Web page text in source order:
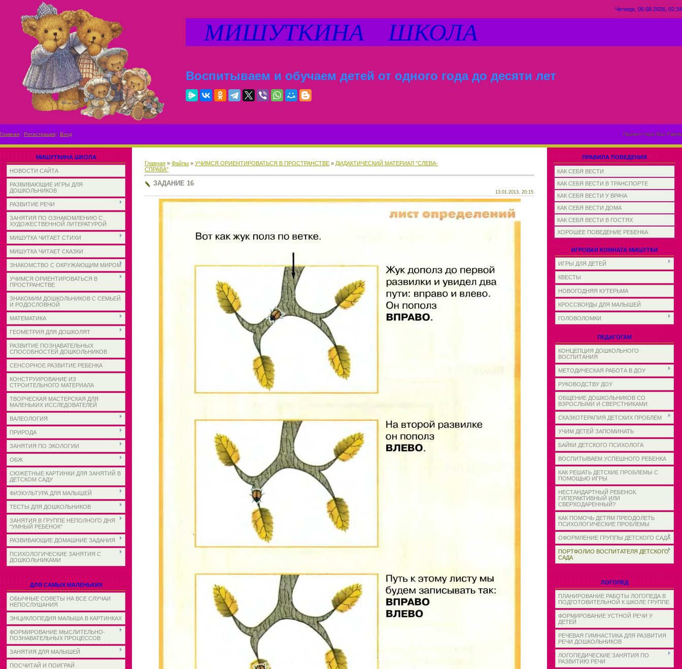
Четверг, 06.08.2026, 02:34
МИШУТКИНА ШКОЛА
Воспитываем и обучаем детей от одного года до десяти лет
Главная | Регистрация | Вход Приветствую Вас Гость
МИШУТКИНА ШКОЛА
НОВОСТИ САЙТА
РАЗВИВАЮЩИЕ ИГРЫ ДЛЯ
ДОШКОЛЬНИКОВ
РАЗВИТИЕ РЕЧИ
ЗАНЯТИЯ ПО ОЗНАКОМЛЕНИЮ С
ХУДОЖЕСТВЕННОЙ ЛИТЕРАТУРОЙ
МИШУТКА ЧИТАЕТ СТИХИ
МИШУТКА ЧИТАЕТ СКАЗКИ
ЗНАКОМСТВО С ОКРУЖАЮЩИМ МИРОМ
УЧИМСЯ ОРИЕНТИРОВАТЬСЯ В
ПРОСТРАНСТВЕ
ЗНАКОМИМ ДОШКОЛЬНИКОВ С СЕМЬЕЙ
И РОДОСЛОВНОЙ
МАТЕМАТИКА
ГЕОМЕТРИЯ ДЛЯ ДОШКОЛЯТ
РАЗВИТИЕ ПОЗНАВАТЕЛЬНЫХ
СПОСОБНОСТЕЙ ДОШКОЛЬНИКОВ
СЕНСОРНОЕ РАЗВИТИЕ РЕБЕНКА
КОНСТРУИРОВАНИЕ ИЗ
СТРОИТЕЛЬНОГО МАТЕРИАЛА
ТВОРЧЕСКАЯ МАСТЕРСКАЯ ДЛЯ
МАЛЕНЬКИХ ИССЛЕДОВАТЕЛЕЙ
ВАЛЕОЛОГИЯ
ПРИРОДА
ЗАНЯТИЯ ПО ЭКОЛОГИИ
ОБЖ
СЮЖЕТНЫЕ КАРТИНКИ ДЛЯ ЗАНЯТИЙ В
ДЕТСКОМ САДУ
ФИЗКУЛЬТУРА ДЛЯ МАЛЫШЕЙ
ТЕСТЫ ДЛЯ ДОШКОЛЬНИКОВ
ЗАНЯТИЯ В ГРУППЕ НЕПОЛНОГО ДНЯ
"УМНЫЙ РЕБЕНОК"
РАЗВИВАЮЩИЕ ДОМАШНИЕ ЗАДАНИЯ
ПСИХОЛОГИЧЕСКИЕ ЗАНЯТИЯ С
ДОШКОЛЬНИКАМИ
ДЛЯ САМЫХ МАЛЕНЬКИХ
ОБЫЧНЫЕ СОВЕТЫ НА ВСЕ СЛУЧАИ
НЕПОСЛУШАНИЯ
ЭНЦИКЛОПЕДИЯ МАЛЫША В КАРТИНКАХ
ФОРМИРОВАНИЕ МЫСЛИТЕЛЬНО-
ПОЗНАВАТЕЛЬНЫХ ПРОЦЕССОВ
ЗАНЯТИЯ ДЛЯ МАЛЫШЕЙ
ПОСЧИТАЙ И ПОИГРАЙ
Главная » Файлы » УЧИМСЯ ОРИЕНТИРОВАТЬСЯ В ПРОСТРАНСТВЕ » ДИДАКТИЧЕСКИЙ МАТЕРИАЛ "СЛЕВА-
СПРАВА"
ЗАДАНИЕ 16
13.01.2013, 20:15
ПРАВИЛА ПОВЕДЕНИЯ
КАК СЕБЯ ВЕСТИ
КАК СЕБЯ ВЕСТИ В ТРАНСПОРТЕ
КАК СЕБЯ ВЕСТИ У ВРАЧА
КАК СЕБЯ ВЕСТИ ДОМА
КАК СЕБЯ ВЕСТИ В ГОСТЯХ
ХОРОШЕЕ ПОВЕДЕНИЕ РЕБЕНКА
ИГРОВАЯ КОМНАТА МИШУТКИ
ИГРЫ ДЛЯ ДЕТЕЙ
КВЕСТЫ
НОВОГОДНЯЯ КУТЕРЬМА
КРОССВОРДЫ ДЛЯ МАЛЫШЕЙ
ГОЛОВОЛОМКИ
ПЕДАГОГАМ
КОНЦЕПЦИЯ ДОШКОЛЬНОГО
ВОСПИТАНИЯ
МЕТОДИЧЕСКАЯ РАБОТА В ДОУ
РУКОВОДСТВУ ДОУ
ОБЩЕНИЕ ДОШКОЛЬНИКОВ СО
ВЗРОСЛЫМИ И СВЕРСТНИКАМИ
СКАЗКОТЕРАПИЯ ДЕТСКИХ ПРОБЛЕМ
УЧИМ ДЕТЕЙ ЗАПОМИНАТЬ
БАЙКИ ДЕТСКОГО ПСИХОЛОГА
ВОСПИТЫВАЕМ УСПЕШНОГО РЕБЕНКА
КАК РЕШАТЬ ДЕТСКИЕ ПРОБЛЕМЫ С
ПОМОЩЬЮ ИГРЫ
НЕСТАНДАРТНЫЙ РЕБЕНОК.
ГИПЕРАКТИВНЫЙ ИЛИ
СВЕРХОДАРЕННЫЙ?
КАК ПОМОЧЬ ДЕТЯМ ПРЕОДОЛЕТЬ
ПСИХОЛОГИЧЕСКИЕ ПРОБЛЕМЫ
ОФОРМЛЕНИЕ ГРУППЫ ДЕТСКОГО САДА
ПОРТФОЛИО ВОСПИТАТЕЛЯ ДЕТСКОГО
САДА
ЛОГОПЕД
ПЛАНИРОВАНИЕ РАБОТЫ ЛОГОПЕДА В
ПОДГОТОВИТЕЛЬНОЙ К ШКОЛЕ ГРУППЕ
ФОРМИРОВАНИЕ УСТНОЙ РЕЧИ У
ДЕТЕЙ
РЕЧЕВАЯ ГИМНАСТИКА ДЛЯ РАЗВИТИЯ
РЕЧИ ДОШКОЛЬНИКОВ
ЛОГОПЕДИЧЕСКИЕ ЗАНЯТИЯ ПО
РАЗВИТИЮ РЕЧИ